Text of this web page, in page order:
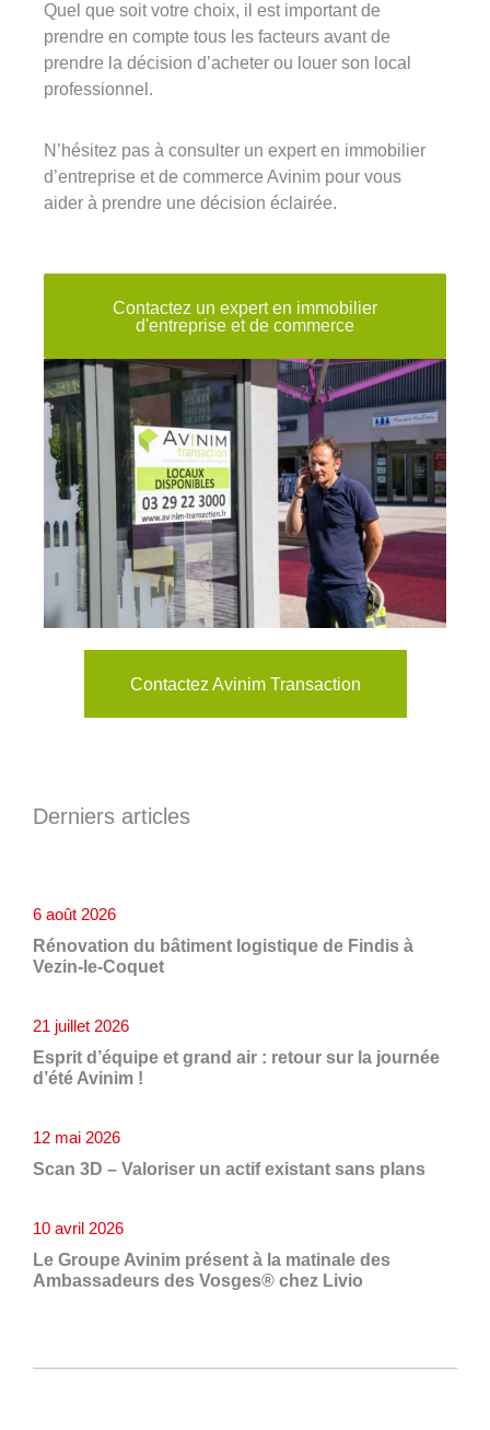
Quel que soit votre choix, il est important de
prendre en compte tous les facteurs avant de
prendre la décision d’acheter ou louer son local
professionnel.
N’hésitez pas à consulter un expert en immobilier
d’entreprise et de commerce Avinim pour vous
aider à prendre une décision éclairée.
Contactez un expert en immobilier
d'entreprise et de commerce
Contactez Avinim Transaction
Derniers articles
Rénovation du bâtiment logistique de Findis à
Vezin-le-Coquet
6 août 2026
Esprit d’équipe et grand air : retour sur la journée
d’été Avinim !
21 juillet 2026
Scan 3D – Valoriser un actif existant sans plans
12 mai 2026
Le Groupe Avinim présent à la matinale des
Ambassadeurs des Vosges® chez Livio
10 avril 2026